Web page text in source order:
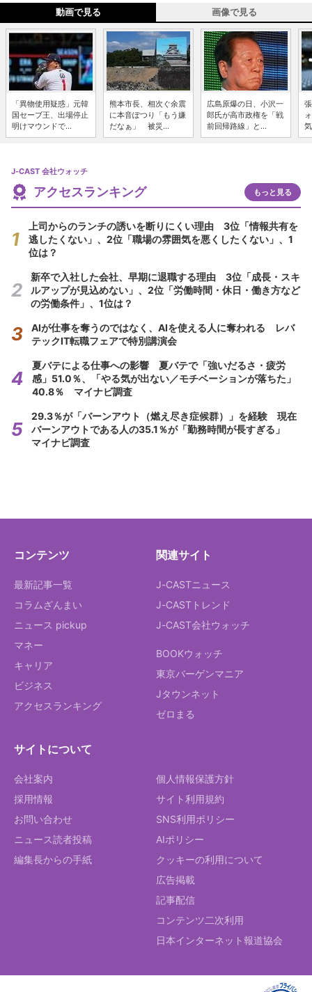
動画で見る 画像で見る
「異物使用疑惑」元韓
国セーブ王、出場停止
明けマウンドで...
熊本市長、相次ぐ余震
に本音ぽつり「もう嫌
だなぁ」 被災...
広島原爆の日、小沢一
郎氏が高市政権を「戦
前回帰路線」と...
J-CAST 会社ウォッチ
アクセスランキング もっと見る
上司からのランチの誘いを断りにくい理由 3位「情報共有を
逃したくない」、2位「職場の雰囲気を悪くしたくない」、1
位は？
新卒で入社した会社、早期に退職する理由 3位「成長・スキ
ルアップが見込めない」、2位「労働時間・休日・働き方など
の労働条件」、1位は？
AIが仕事を奪うのではなく、AIを使える人に奪われる レバ
テックIT転職フェアで特別講演会
夏バテによる仕事への影響 夏バテで「強いだるさ・疲労
感」51.0％、「やる気が出ない／モチベーションが落ちた」
40.8％ マイナビ調査
29.3％が「バーンアウト（燃え尽き症候群）」を経験 現在
バーンアウトである人の35.1％が「勤務時間が長すぎる」
マイナビ調査
コンテンツ
最新記事一覧
コラムざんまい
ニュース pickup
マネー
キャリア
ビジネス
アクセスランキング
関連サイト
J-CASTニュース
J-CASTトレンド
J-CAST会社ウォッチ
BOOKウォッチ
東京バーゲンマニア
Jタウンネット
ゼロまる
サイトについて
会社案内
採用情報
お問い合わせ
ニュース読者投稿
編集長からの手紙
個人情報保護方針
サイト利用規約
SNS利用ポリシー
AIポリシー
クッキーの利用について
広告掲載
記事配信
コンテンツ二次利用
日本インターネット報道協会